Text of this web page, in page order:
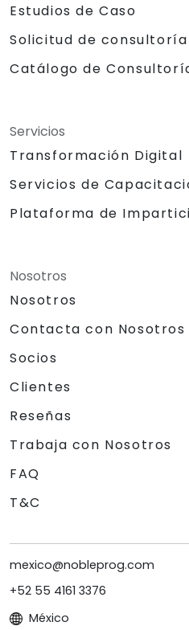
Estudios de Caso
Solicitud de consultoría
Catálogo de
Servicios
Transformación Digital
Servicios de
Plataforma de
Nosotros
Nosotros
Contacta con Nosotros
Socios
Clientes
Reseñas
Trabaja con Nosotros
FAQ
T&C
mexico@nobleprog.com
+52 55 4161 3376
México